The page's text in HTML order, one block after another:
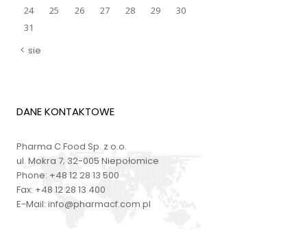
sie
24
25 26 27 28 29
30
31
DANE KONTAKTOWE
Pharma C Food Sp. z o.o.
ul. Mokra 7; 32-005 Niepołomice
Phone: +48 12 28 13 500
Fax: +48 12 28 13 400
E-Mail: info@pharmacf.com.pl